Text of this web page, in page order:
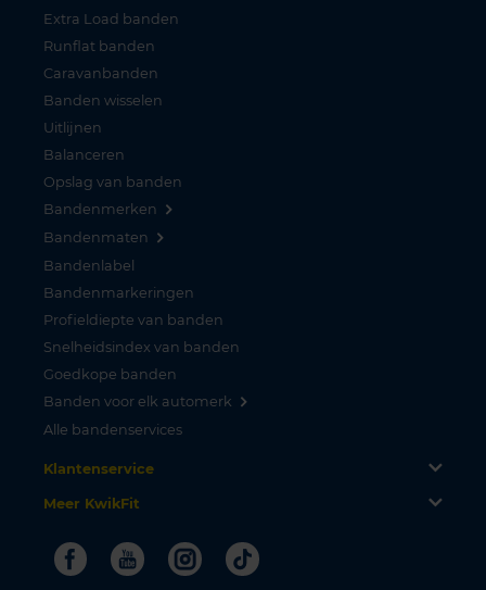
Extra Load banden
Runflat banden
Caravanbanden
Banden wisselen
Uitlijnen
Balanceren
Opslag van banden
Bandenmerken
Bandenmaten
Bandenlabel
Bandenmarkeringen
Profieldiepte van banden
Snelheidsindex van banden
Goedkope banden
Banden voor elk automerk
Alle bandenservices
Klantenservice
Meer KwikFit
FacebookYoutubeInstagram
Tiktok